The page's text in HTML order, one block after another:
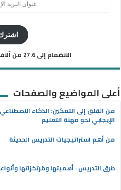
الانضمام إلى 27.6 من آلاف المشتركين الآخرين
أعلى المواضيع والصفحات
من القلق إلى التمكين: الذكاء الاصطناعي
الإيجابي نحو مهنة التعليم
من أهم استراتيجيات التدريس الحديثة
طرق التدريس : أهميتها ومُرتكزاتها